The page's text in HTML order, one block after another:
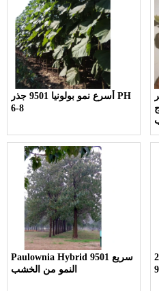
أسرع نمو بولونيا 9501 جذر PH
6-8
Paulownia Hybrid 9501 سريع
النمو من الخشب